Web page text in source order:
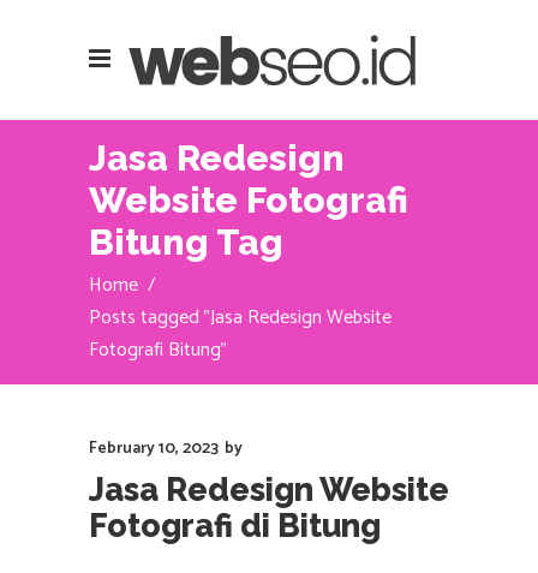
Jasa Redesign
Website Fotografi
Bitung Tag
Home /
Posts tagged "Jasa Redesign Website
Fotografi Bitung"
February 10, 2023 by
Jasa Redesign Website
Fotografi di Bitung